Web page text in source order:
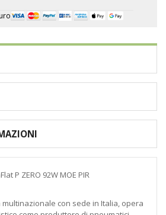
P ZERO 92W MOE PIR
multinazionale con sede in Italia, opera